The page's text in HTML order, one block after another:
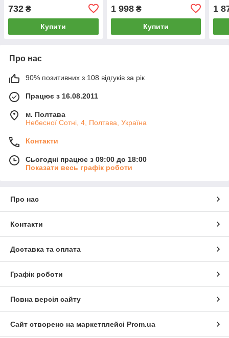
732 ₴
Купити
1 998₴
Купити
1
Про нас
90% позитивних з 108 відгуків за рік
Працює з 16.08.2011
м. Полтава
Небесної Сотні, 4, Полтава, Україна
Контакти
Сьогодні працює з 09:00 до 18:00
Показати весь графік роботи
Про нас
Контакти
Доставка та оплата
Графік роботи
Повна версія сайту
Сайт створено на маркетплейсі Prom.ua